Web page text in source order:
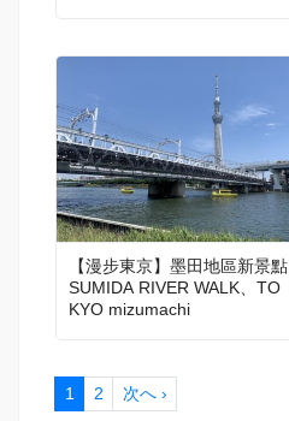
【漫步東京】墨田地區新景點
SUMIDA RIVER WALK、TO
KYO mizumachi
1 2 次へ ›